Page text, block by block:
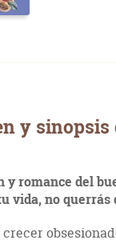
y
y romance del
vida, no querrás